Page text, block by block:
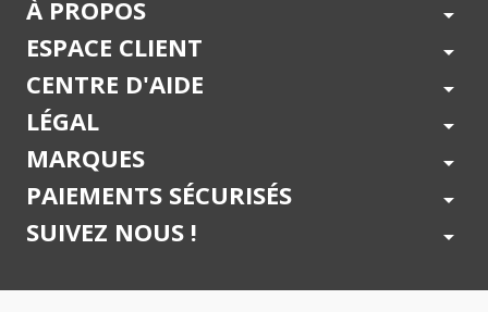
À PROPOS arrow_drop_down
ESPACE CLIENT arrow_drop_down
CENTRE D'AIDE arrow_drop_down
LÉGAL arrow_drop_down
MARQUES arrow_drop_down
PAIEMENTS SÉCURISÉS arrow_drop_down
SUIVEZ NOUS ! arrow_drop_down